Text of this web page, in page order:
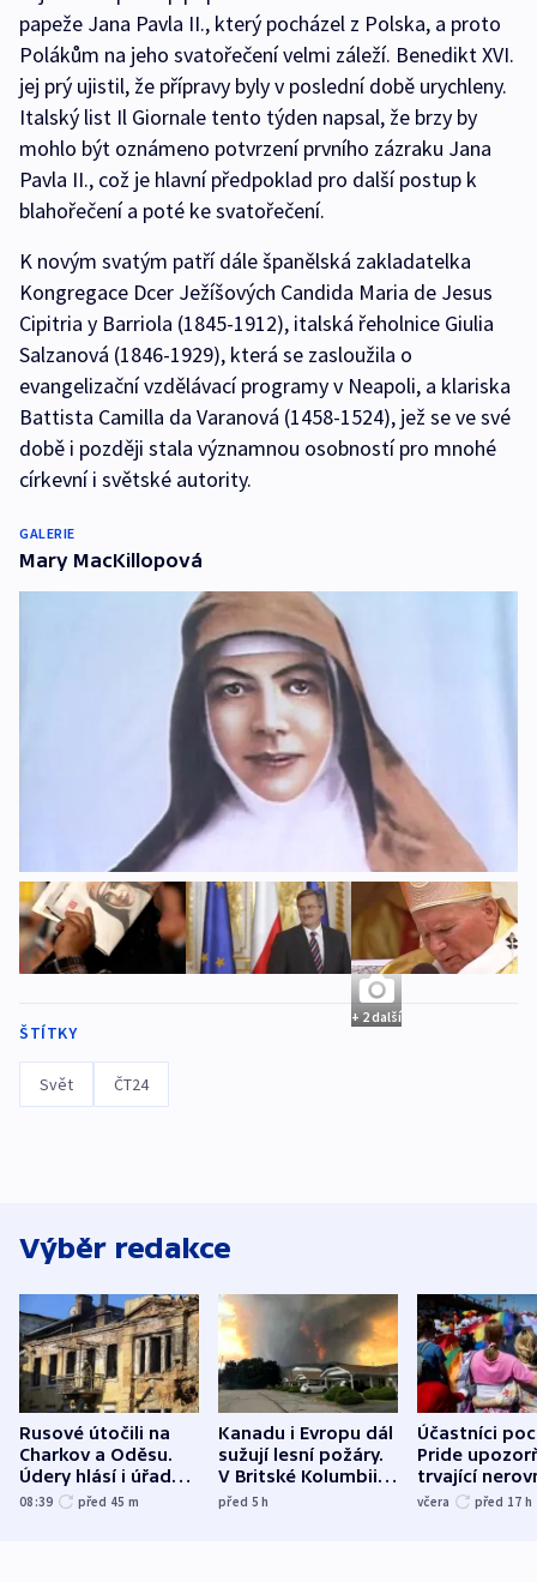
papeže Jana Pavla II., který pocházel z Polska, a proto
Polákům na jeho svatořečení velmi záleží. Benedikt XVI.
jej prý ujistil, že přípravy byly v poslední době urychleny.
Italský list Il Giornale tento týden napsal, že brzy by
mohlo být oznámeno potvrzení prvního zázraku Jana
Pavla II., což je hlavní předpoklad pro další postup k
blahořečení a poté ke svatořečení.
K novým svatým patří dále španělská zakladatelka
Kongregace Dcer Ježíšových Candida Maria de Jesus
Cipitria y Barriola (1845-1912), italská řeholnice Giulia
Salzanová (1846-1929), která se zasloužila o
evangelizační vzdělávací programy v Neapoli, a klariska
Battista Camilla da Varanová (1458-1524), jež se ve své
době i později stala významnou osobností pro mnohé
církevní i světské autority.
GALERIE
Mary MacKillopová
+ 2 další
ŠTÍTKY
Svět ČT24
Výběr redakce
Rusové útočili na
Charkov a Oděsu.
Údery hlásí i úřady v
Bělgorodu
08:39 před 45 m
Kanadu i Evropu dál
sužují lesní požáry.
V Britské Kolumbii
evakuovali tisíce lidí
před 5h
Účastníci
Pride
trvající
včera před 17 h